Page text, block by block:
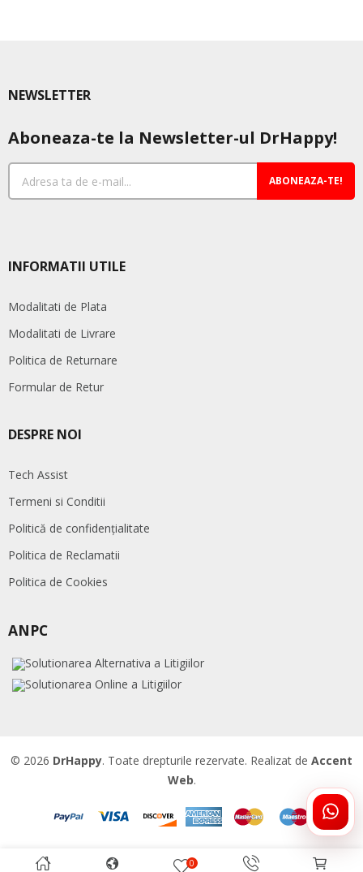
0
NEWSLETTER
Aboneaza-te la Newsletter-ul DrHappy!
ABONEAZA-TE!
INFORMATII UTILE
Modalitati de Plata
Modalitati de Livrare
Politica de Returnare
Formular de Retur
DESPRE NOI
Tech Assist
Termeni si Conditii
Politică de confidențialitate
Politica de Reclamatii
Politica de Cookies
ANPC
© 2026 DrHappy. Toate drepturile rezervate. Realizat de Accent
Web.